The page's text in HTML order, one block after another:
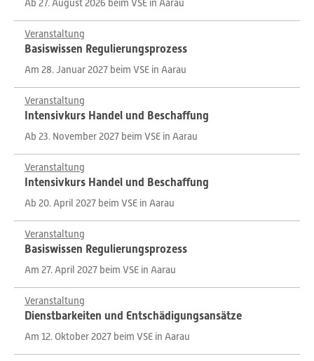
Ab 27. August 2026 beim VSE in Aarau
Veranstaltung
Basiswissen Regulierungsprozess
Am 28. Januar 2027 beim VSE in Aarau
Veranstaltung
Intensivkurs Handel und Beschaffung
Ab 23. November 2027 beim VSE in Aarau
Veranstaltung
Intensivkurs Handel und Beschaffung
Ab 20. April 2027 beim VSE in Aarau
Veranstaltung
Basiswissen Regulierungsprozess
Am 27. April 2027 beim VSE in Aarau
Veranstaltung
Dienstbarkeiten und Entschädigungsansätze
Am 12. Oktober 2027 beim VSE in Aarau